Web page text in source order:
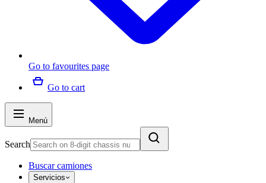
Go to favourites page
Go to cart
Menú
Search
Buscar camiones
Servicios